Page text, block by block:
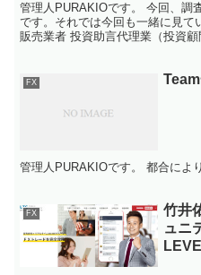
管理人PURAKIOです。 今回、調
です。それでは今回も一緒に見
販売業者 投資助言代理業（投資
FX
管理人PURAKIOです。 都合によ
FX
竹井
ュニ